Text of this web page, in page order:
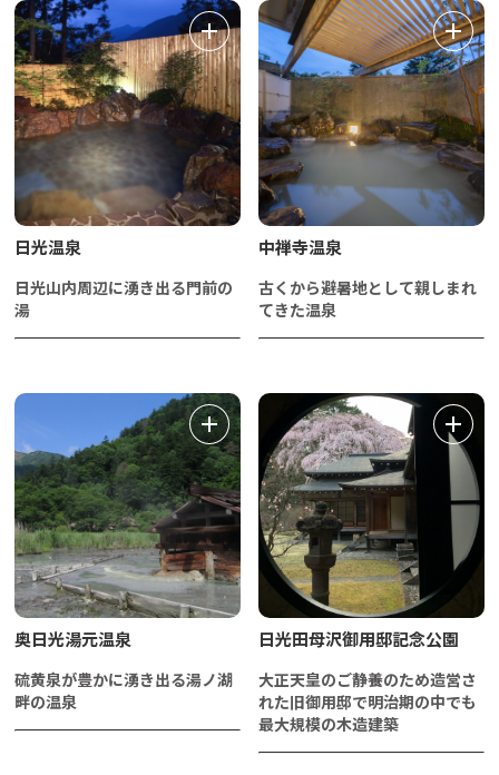
日光温泉
日光山内周辺に湧き出る門前の
湯
中禅寺温泉
古くから避暑地として親しまれ
てきた温泉
奥日光湯元温泉
硫黄泉が豊かに湧き出る湯ノ湖
畔の温泉
日光田母沢御用邸記念公園
大正天皇のご静養のため造営さ
れた旧御用邸で明治期の中でも
最大規模の木造建築